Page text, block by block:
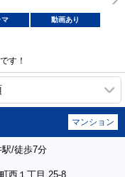
マ 動画あり
す！
マンション
駅/徒歩7分
西１丁目 25-8